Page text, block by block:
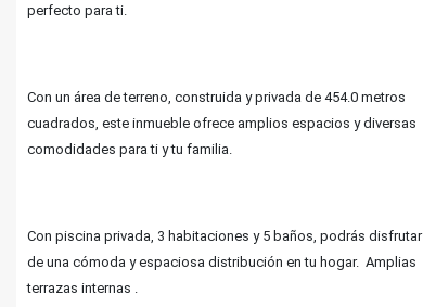
perfecto para ti.
Con un área de terreno, construida y privada de 454.0 metros
cuadrados, este inmueble ofrece amplios espacios y diversas
comodidades para ti y tu familia.
Con piscina privada, 3 habitaciones y 5 baños, podrás disfrutar
de una cómoda y espaciosa distribución en tu hogar. Amplias
terrazas internas .